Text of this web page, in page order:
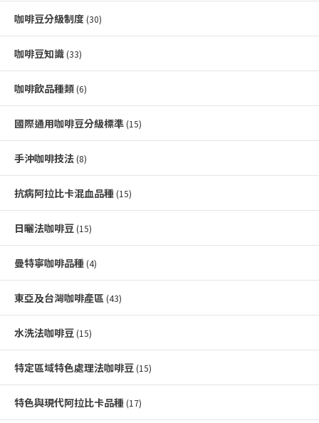
咖啡豆分級制度 (30)
咖啡豆知識 (33)
咖啡飲品種類 (6)
國際通用咖啡豆分級標準 (15)
手沖咖啡技法 (8)
抗病阿拉比卡混血品種 (15)
日曬法咖啡豆 (15)
曼特寧咖啡品種 (4)
東亞及台灣咖啡產區 (43)
水洗法咖啡豆 (15)
特定區域特色處理法咖啡豆 (15)
特色與現代阿拉比卡品種 (17)